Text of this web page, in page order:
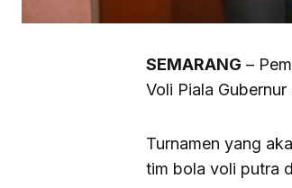
SEMARANG –
Voli Piala
Turnamen yang
tim bola voli putra